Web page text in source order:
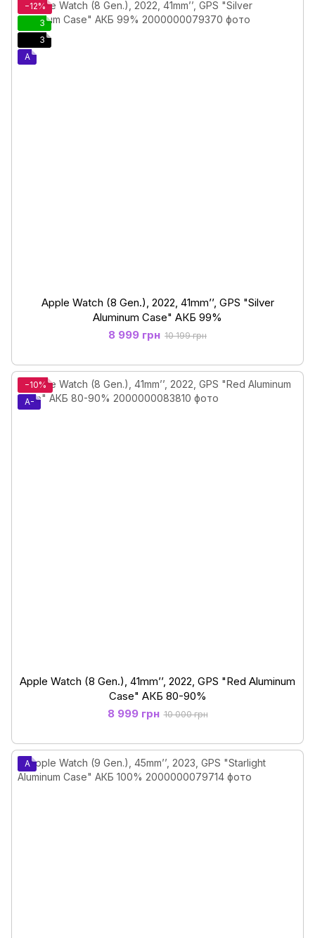
−12%
3
3
A
Apple Watch (8 Gen.), 2022, 41mm’’, GPS "Silver
Aluminum Case" АКБ 99%
8 999 грн 10 199 грн
−10%
A-
Apple Watch (8 Gen.), 41mm’’, 2022, GPS "Red Aluminum
Case" АКБ 80-90%
8 999 грн 10 000 грн
A